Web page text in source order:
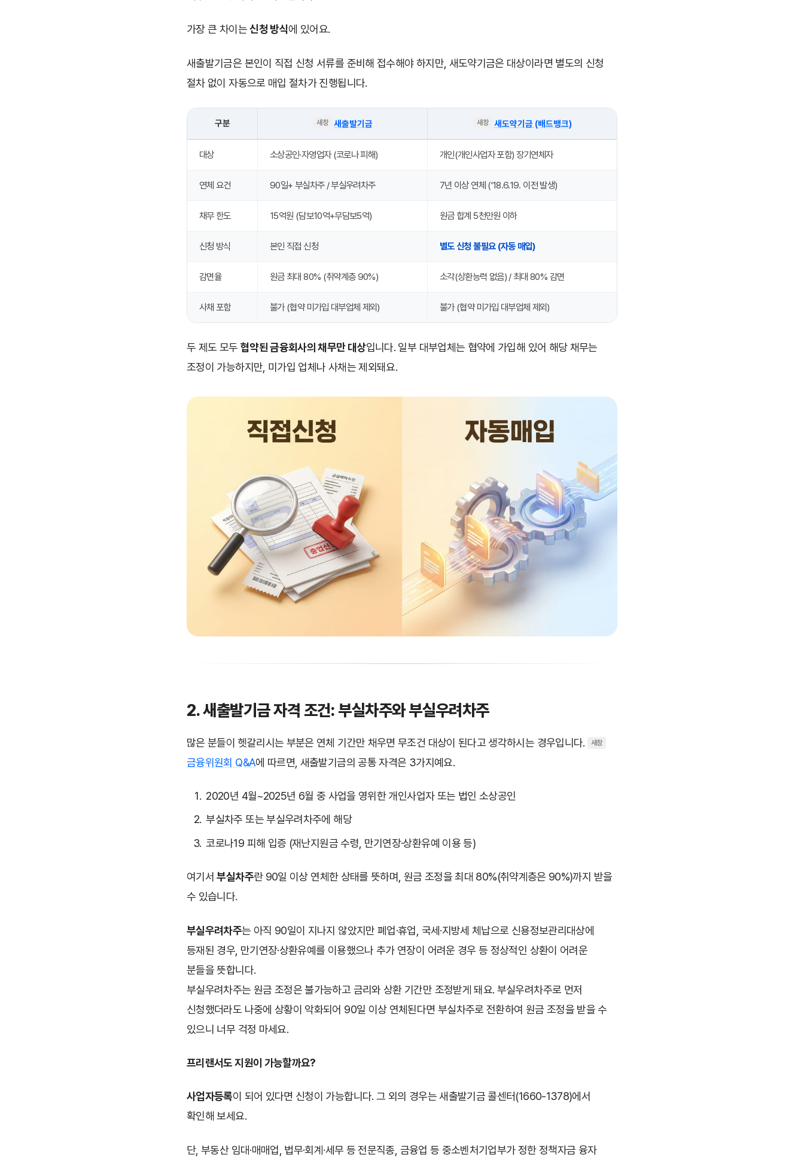
가장 큰 차이는신청 방식에 있어요.
새출발기금은 본인이 직접 신청 서류를 준비해 접수해야 하지만, 새도약기금은 대상이라면 별도의 신청
절차 없이 자동으로 매입 절차가 진행됩니다.
구분 새출발기금 새도약기금 (배드뱅크)
대상 소상공인·자영업자 (코로나 피해) 개인(개인사업자 포함) 장기연체자
연체 요건 90일+ 부실차주 / 부실우려차주 7년 이상 연체 ('18.6.19. 이전 발생)
채무 한도 15억원 (담보10억+무담보5억) 원금 합계 5천만원 이하
신청 방식 본인 직접 신청 별도 신청 불필요 (자동 매입)
감면율 원금 최대 80% (취약계층 90%) 소각(상환능력 없음) / 최대 80% 감면
사채 포함 불가 (협약 미가입 대부업체 제외) 불가 (협약 미가입 대부업체 제외)
두 제도 모두 협약된 금융회사의 채무만 대상입니다. 일부 대부업체는 협약에 가입해 있어 해당 채무는
조정이 가능하지만, 미가입 업체나 사채는 제외돼요.
2. 새출발기금 자격 조건: 부실차주와 부실우려차주
많은 분들이 헷갈리시는 부분은 연체 기간만 채우면 무조건 대상이 된다고 생각하시는 경우입니다.
금융위원회 Q&A에 따르면, 새출발기금의 공통 자격은 3가지예요.
2020년 4월~2025년 6월 중 사업을 영위한 개인사업자 또는 법인 소상공인
부실차주 또는 부실우려차주에 해당
코로나19 피해 입증 (재난지원금 수령, 만기연장·상환유예 이용 등)
여기서부실차주란 90일 이상 연체한 상태를 뜻하며, 원금 조정을 최대 80%(취약계층은 90%)까지 받을
수 있습니다.
부실우려차주는 아직 90일이 지나지 않았지만 폐업·휴업, 국세·지방세 체납으로 신용정보관리대상에
등재된 경우, 만기연장·상환유예를 이용했으나 추가 연장이 어려운 경우 등 정상적인 상환이 어려운
분들을 뜻합니다.
부실우려차주는 원금 조정은 불가능하고 금리와 상환 기간만 조정받게 돼요. 부실우려차주로 먼저
신청했더라도 나중에 상황이 악화되어 90일 이상 연체된다면 부실차주로 전환하여 원금 조정을 받을 수
있으니 너무 걱정 마세요.
프리랜서도 지원이 가능할까요?
사업자등록이 되어 있다면 신청이 가능합니다. 그 외의 경우는 새출발기금 콜센터(1660-1378)에서
확인해 보세요.
단, 부동산 임대·매매업, 법무·회계·세무 등 전문직종, 금융업 등 중소벤처기업부가 정한 정책자금 융자